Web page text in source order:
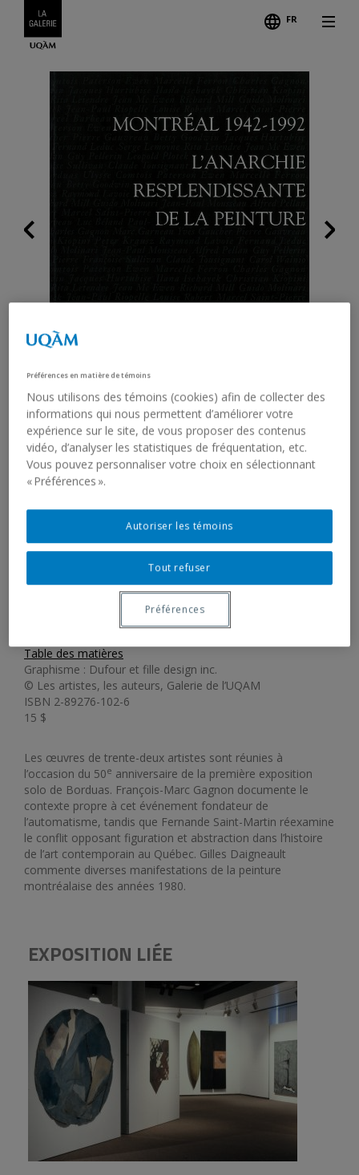
FR
MONTRÉAL 1942-1992 :
L’ANARCHIE
RESPLENDISSANTE DE LA
PEINTURE
Auteurs·trice :
1992, 87 p., couverture souple
24 x 28 cm, illustrations couleur
Table des matières
Graphisme : Dufour et fille design inc.
© Les artistes, les auteurs, Galerie de l’UQAM
ISBN 2-89276-102-6
15 $
Les œuvres de trente-deux artistes sont réunies à
l’occasion du 50e anniversaire de la première exposition
solo de Borduas. François-Marc Gagnon documente le
contexte propre à cet événement fondateur de
l’automatisme, tandis que Fernande Saint-Martin réexamine
le conflit opposant figuration et abstraction dans l’histoire
de l’art contemporain au Québec. Gilles Daigneault
commente diverses manifestations de la peinture
montréalaise des années 1980.
EXPOSITION LIÉE
Préférences en matière de témoins
Nous utilisons des témoins (cookies) afin de collecter des
informations qui nous permettent d’améliorer votre
expérience sur le site, de vous proposer des contenus
vidéo, d’analyser les statistiques de fréquentation, etc.
Vous pouvez personnaliser votre choix en sélectionnant
« Préférences ».
Tout refuser
Autoriser les témoins
Préférences